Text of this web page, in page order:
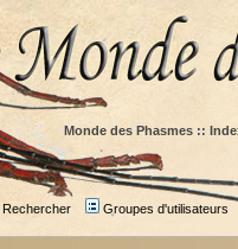
Monde des Phasmes ::
Rechercher Groupes d'utilisateurs